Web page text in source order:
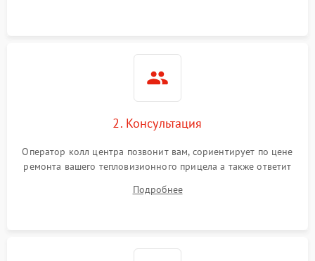
2. Консультация
Оператор колл центра позвонит вам, сориентирует по цене
ремонта вашего тепловизионного прицела а также ответит
Подробнее